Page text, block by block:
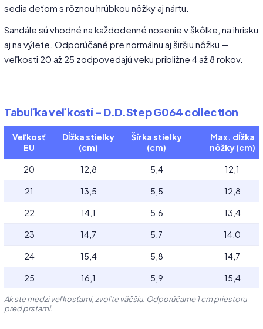
sedia deťom s rôznou hrúbkou nôžky aj nártu.
Sandále sú vhodné na každodenné nosenie v škôlke, na ihrisku
aj na výlete. Odporúčané pre normálnu aj širšiu nôžku —
veľkosti 20 až 25 zodpovedajú veku približne 4 až 8 rokov.
Tabuľka veľkostí – D.D.Step G064 collection
Veľkosť
EU
Dĺžka stielky
(cm)
Šírka stielky
(cm)
Max. dĺžka
nôžky (cm)
20 12,8 5,4 12,1
21 13,5 5,5 12,8
22 14,1 5,6 13,4
23 14,7 5,7 14,0
24 15,4 5,8 14,7
25 16,1 5,9 15,4
Ak ste medzi veľkosťami, zvoľte väčšiu. Odporúčame 1 cm priestoru
pred prstami.